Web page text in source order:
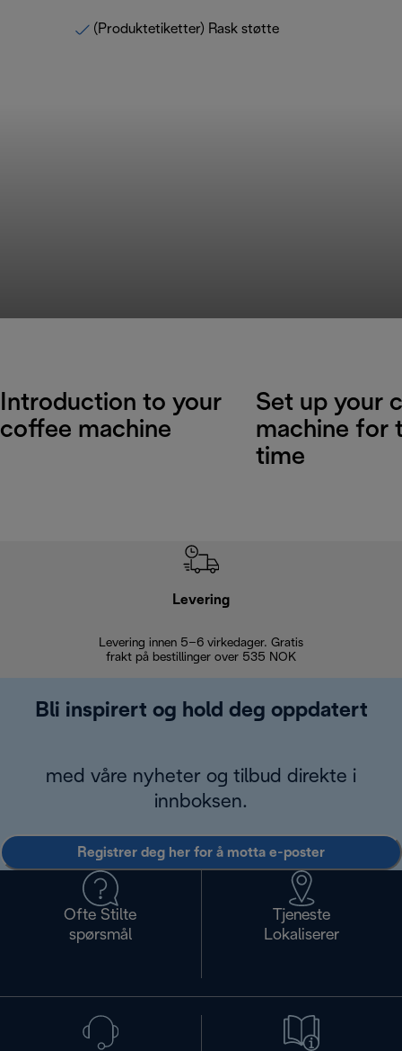
(Produktetiketter) Rask støtte
Introduction to your
coffee machine
Set up your
machine for
time
Levering
Levering innen 5–6 virkedager. Gratis
frakt på bestillinger over 535 NOK
Bli inspirert og hold deg oppdatert
med våre nyheter og tilbud direkte i
innboksen.
Registrer deg her for å motta e-poster
Ofte Stilte
spørsmål
Tjeneste
Lokaliserer